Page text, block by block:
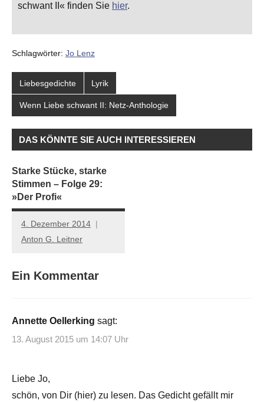
schwant II« finden Sie hier.
Schlagwörter: Jo Lenz
Liebesgedichte Lyrik
Wenn Liebe schwant II: Netz-Anthologie
DAS KÖNNTE SIE AUCH INTERESSIEREN
Starke Stücke, starke
Stimmen – Folge 29:
»Der Profi«
4. Dezember 2014
Anton G. Leitner
Ein Kommentar
Annette Oellerking sagt:
13. August 2015 um 14:07 Uhr
Liebe Jo,
schön, von Dir (hier) zu lesen. Das Gedicht gefällt mir